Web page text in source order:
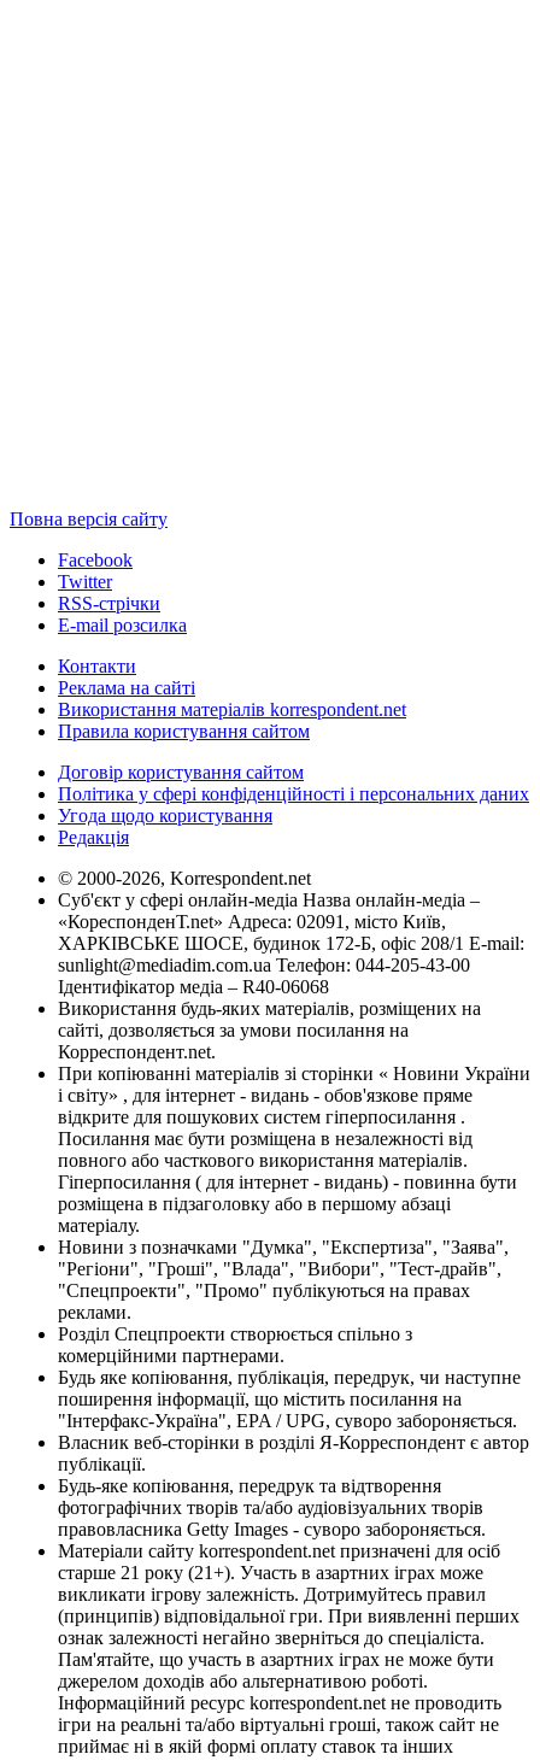
Повна версія сайту
Facebook
Twitter
RSS-стрічки
E-mail розсилка
Контакти
Реклама на сайті
Використання матеріалів korrespondent.net
Правила користування сайтом
Договір користування сайтом
Політика у сфері конфіденційності і персональних даних
Угода щодо користування
Редакція
© 2000-2026, Korrespondent.net
Суб'єкт у сфері онлайн-медіа Назва онлайн-медіа –
«КореспонденТ.net» Адреса: 02091, місто Київ,
ХАРКІВСЬКЕ ШОСЕ, будинок 172-Б, офіс 208/1 E-mail:
sunlight@mediadim.com.ua Телефон: 044-205-43-00
Ідентифікатор медіа – R40-06068
Використання будь-яких матеріалів, розміщених на
сайті, дозволяється за умови посилання на
Корреспондент.net.
При копіюванні матеріалів зі сторінки « Новини України
і світу» , для інтернет - видань - обов'язкове пряме
відкрите для пошукових систем гіперпосилання .
Посилання має бути розміщена в незалежності від
повного або часткового використання матеріалів.
Гіперпосилання ( для інтернет - видань) - повинна бути
розміщена в підзаголовку або в першому абзаці
матеріалу.
Новини з позначками "Думка", "Експертиза", "Заява",
"Регіони", "Гроші", "Влада", "Вибори", "Тест-драйв",
"Спецпроекти", "Промо" публікуються на правах
реклами.
Розділ Спецпроекти створюється спільно з
комерційними партнерами.
Будь яке копіювання, публікація, передрук, чи наступне
поширення інформації, що містить посилання на
"Інтерфакс-Україна", EPA / UPG, суворо забороняється.
Власник веб-сторінки в розділі Я-Корреспондент є автор
публікації.
Будь-яке копіювання, передрук та відтворення
фотографічних творів та/або аудіовізуальних творів
правовласника Getty Images - суворо забороняється.
Матеріали сайту korrespondent.net призначені для осіб
старше 21 року (21+). Участь в азартних іграх може
викликати ігрову залежність. Дотримуйтесь правил
(принципів) відповідальної гри. При виявленні перших
ознак залежності негайно зверніться до спеціаліста.
Пам'ятайте, що участь в азартних іграх не може бути
джерелом доходів або альтернативою роботі.
Інформаційний ресурс korrespondent.net не проводить
ігри на реальні та/або віртуальні гроші, також сайт не
приймає ні в якій формі оплату ставок та інших